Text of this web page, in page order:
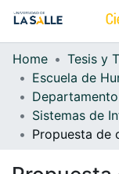
Communities &
All of DSpace
Home
Tesis y